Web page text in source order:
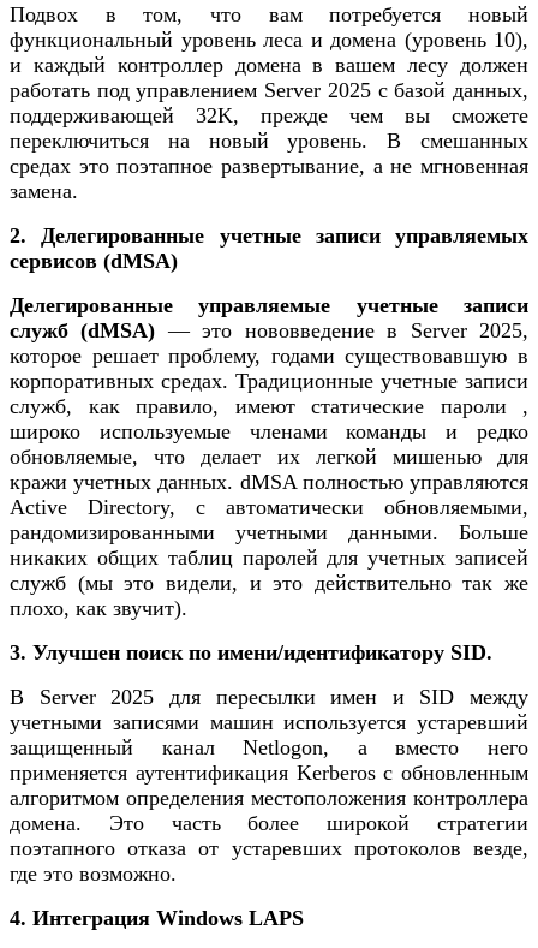
Подвох в том, что вам потребуется новый
функциональный уровень леса и домена (уровень 10),
и каждый контроллер домена в вашем лесу должен
работать под управлением Server 2025 с базой данных,
поддерживающей 32K, прежде чем вы сможете
переключиться на новый уровень. В смешанных
средах это поэтапное развертывание, а не мгновенная
замена.
2. Делегированные учетные записи управляемых
сервисов (dMSA)
Делегированные управляемые учетные записи
служб (dMSA) — это нововведение в Server 2025,
которое решает проблему, годами существовавшую в
корпоративных средах. Традиционные учетные записи
служб, как правило, имеют статические пароли ,
широко используемые членами команды и редко
обновляемые, что делает их легкой мишенью для
кражи учетных данных. dMSA полностью управляются
Active Directory, с автоматически обновляемыми,
рандомизированными учетными данными. Больше
никаких общих таблиц паролей для учетных записей
служб (мы это видели, и это действительно так же
плохо, как звучит).
3. Улучшен поиск по имени/идентификатору SID.
В Server 2025 для пересылки имен и SID между
учетными записями машин используется устаревший
защищенный канал Netlogon, а вместо него
применяется аутентификация Kerberos с обновленным
алгоритмом определения местоположения контроллера
домена. Это часть более широкой стратегии
поэтапного отказа от устаревших протоколов везде,
где это возможно.
4. Интеграция Windows LAPS